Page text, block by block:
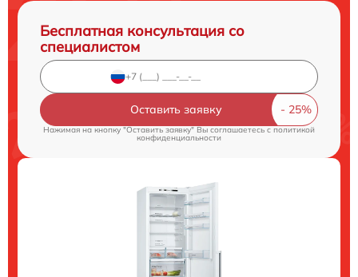
Бесплатная консультация со
специалистом
Оставить заявку
Нажимая на кнопку "Оставить заявку" Вы соглашаетесь cполитикой
конфиденциальности